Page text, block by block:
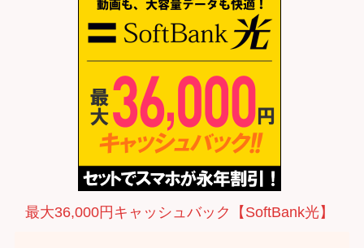
最大36,000円キャッシュバック【SoftBank光】